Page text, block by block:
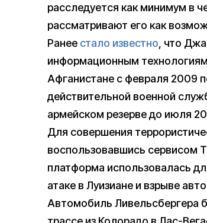
расследуется как минимум в
рассматривают его как
Ранее стало известно , что
информационным
Афганистане с февраля 2009
действительной военной
армейском резерве до июля
Для совершения
воспользовавшись сервисом
платформа использовалась
атаке в Луизиане и взрыве
Автомобиль Ливельсбергера